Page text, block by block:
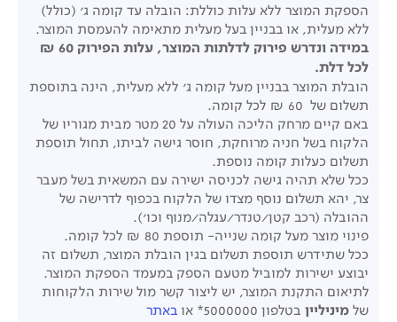
הספקת המוצר ללא עלות כוללת: הובלה עד קומה ג' (כולל)
ללא מעלית, או בבניין בעל מעלית מתאימה להעמסת המוצר.
במידה ונדרש פירוק לדלתות המוצר, עלות הפירוק 60 ₪
לכל דלת.
הובלת המוצר בבניין מעל קומה ג' ללא מעלית, הינה בתוספת
תשלום של 60 ₪ לכל קומה.
באם קיים מרחק הליכה העולה על 20 מטר מבית מגוריו של
הלקוח בשל חניה מרוחקת, חוסר גישה לביתו, תחול תוספת
תשלום כעלות קומה נוספת.
ככל שלא תהיה גישה לכניסה ישירה עם המשאית בשל מעבר
צר, יהא תשלום נוסף מצדו של הלקוח בכפוף לדרישה של
ההובלה (רכב קטן/טנדר/עגלה/מנוף וכו').
פינוי מוצר מעל קומה שנייה- תוספת 80 ₪ לכל קומה.
ככל שתידרש תוספת תשלום בגין הובלת המוצר, תשלום זה
יבוצע ישירות למוביל מטעם הספק במעמד הספקת המוצר.
לתיאום התקנת המוצר, יש ליצור קשר מול שירות הלקוחות
של מיניליין בטלפון 5000000* או באתר